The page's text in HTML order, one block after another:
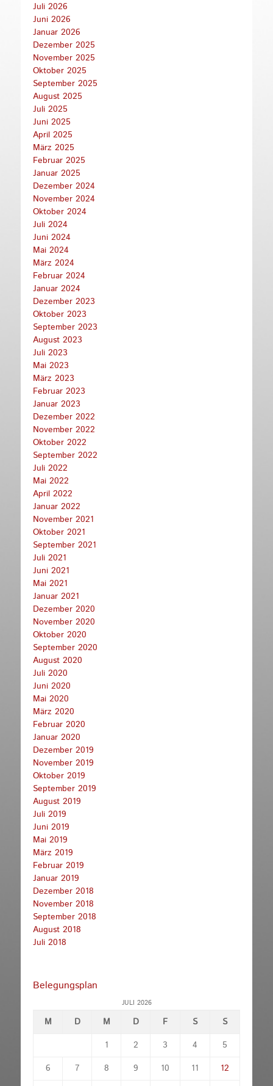
Juli 2026
Juni 2026
Januar 2026
Dezember 2025
November 2025
Oktober 2025
September 2025
August 2025
Juli 2025
Juni 2025
April 2025
März 2025
Februar 2025
Januar 2025
Dezember 2024
November 2024
Oktober 2024
Juli 2024
Juni 2024
Mai 2024
März 2024
Februar 2024
Januar 2024
Dezember 2023
Oktober 2023
September 2023
August 2023
Juli 2023
Mai 2023
März 2023
Februar 2023
Januar 2023
Dezember 2022
November 2022
Oktober 2022
September 2022
Juli 2022
Mai 2022
April 2022
Januar 2022
November 2021
Oktober 2021
September 2021
Juli 2021
Juni 2021
Mai 2021
Januar 2021
Dezember 2020
November 2020
Oktober 2020
September 2020
August 2020
Juli 2020
Juni 2020
Mai 2020
März 2020
Februar 2020
Januar 2020
Dezember 2019
November 2019
Oktober 2019
September 2019
August 2019
Juli 2019
Juni 2019
Mai 2019
März 2019
Februar 2019
Januar 2019
Dezember 2018
November 2018
September 2018
August 2018
Juli 2018
Belegungsplan
JULI 2026
M D M D F S
S
1
2 3 4
5
6
7 8 9 10 11
12